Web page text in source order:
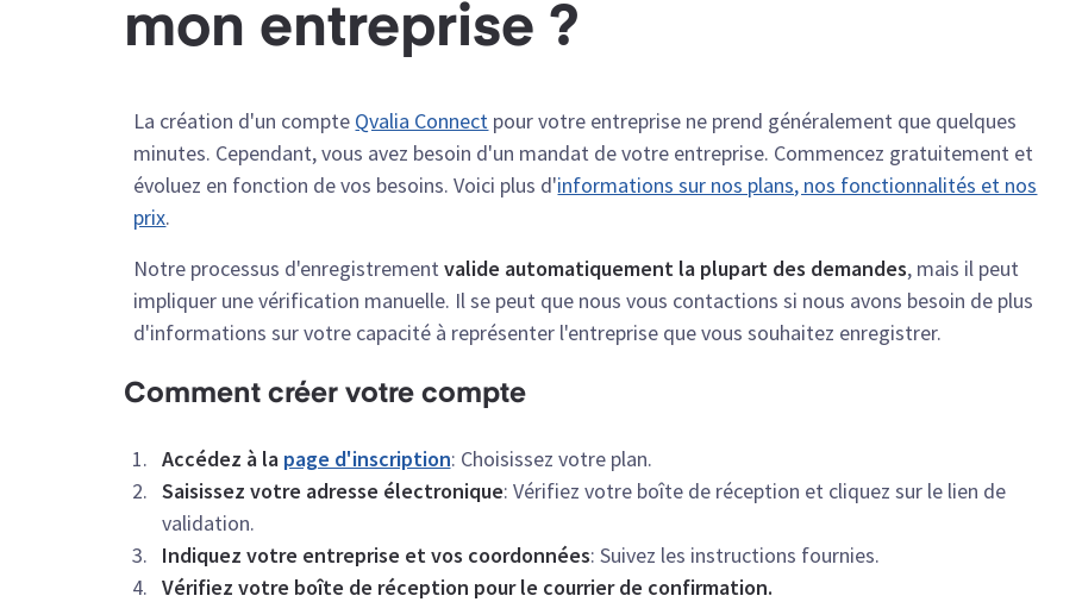
mon entreprise ?
La création d'un compte Qvalia Connect pour votre entreprise ne prend généralement que quelques
minutes. Cependant, vous avez besoin d'un mandat de votre entreprise. Commencez gratuitement et
évoluez en fonction de vos besoins. Voici plus d'informations sur nos plans, nos fonctionnalités et nos
prix.
Notre processus d'enregistrementvalide automatiquement la plupart des demandes, mais il peut
impliquer une vérification manuelle. Il se peut que nous vous contactions si nous avons besoin de plus
d'informations sur votre capacité à représenter l'entreprise que vous souhaitez enregistrer.
Comment créer votre compte
Accédez à la page d'inscription: Choisissez votre plan.
Saisissez votre adresse électronique: Vérifiez votre boîte de réception et cliquez sur le lien de
validation.
Indiquez votre entreprise et vos coordonnées: Suivez les instructions fournies.
Vérifiez votre boîte de réception pour le courrier de confirmation.